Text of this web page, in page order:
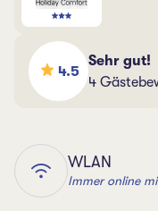
4.5
Sehr gut!
4
WLAN
Immer online